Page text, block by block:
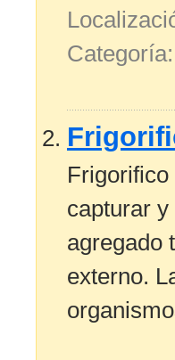
Categoría:
capturar
agregado
externo.